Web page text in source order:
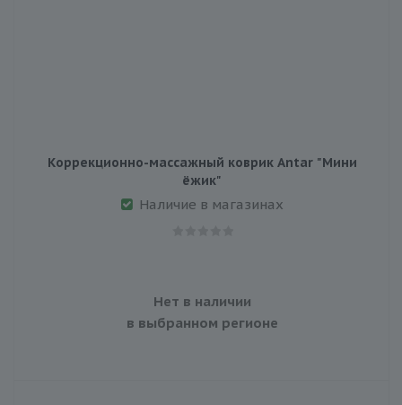
Коррекционно-массажный коврик Antar "Мини
ёжик"
Наличие в магазинах
Нет в наличии
в выбранном регионе